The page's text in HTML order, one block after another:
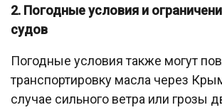
2. Погодные условия и
судов
Погодные условия также могут
транспортировку масла через
случае сильного ветра или грозы